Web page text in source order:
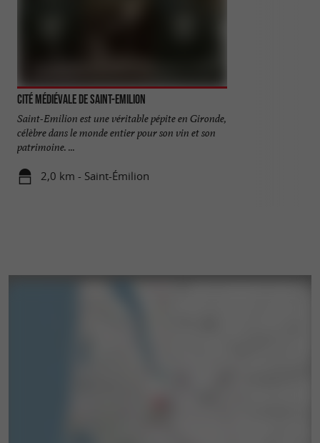
Cité médiévale de Saint-Emilion
Saint-Emilion est une véritable pépite en Gironde,
célèbre dans le monde entier pour son vin et son
patrimoine. ...
2,0 km - Saint-Émilion